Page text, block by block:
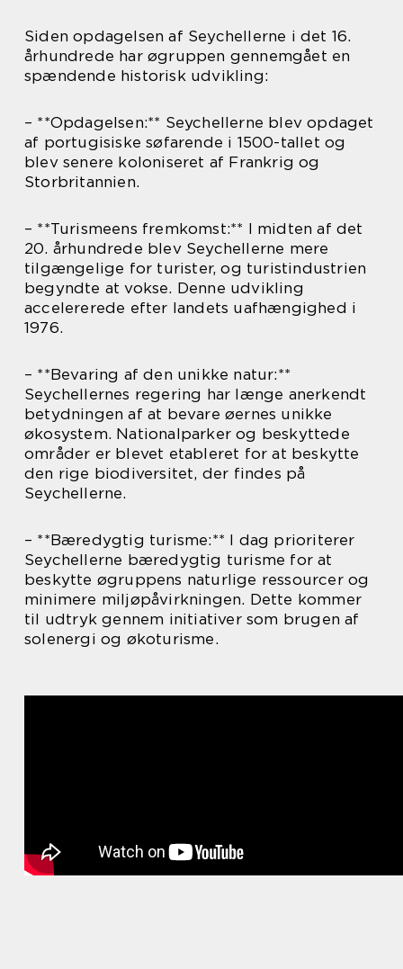
Siden opdagelsen af Seychellerne i det 16.
århundrede har øgruppen gennemgået en
spændende historisk udvikling:
– **Opdagelsen:** Seychellerne blev opdaget
af portugisiske søfarende i 1500-tallet og
blev senere koloniseret af Frankrig og
Storbritannien.
– **Turismeens fremkomst:** I midten af det
20. århundrede blev Seychellerne mere
tilgængelige for turister, og turistindustrien
begyndte at vokse. Denne udvikling
accelererede efter landets uafhængighed i
1976.
– **Bevaring af den unikke natur:**
Seychellernes regering har længe anerkendt
betydningen af at bevare øernes unikke
økosystem. Nationalparker og beskyttede
områder er blevet etableret for at beskytte
den rige biodiversitet, der findes på
Seychellerne.
– **Bæredygtig turisme:** I dag prioriterer
Seychellerne bæredygtig turisme for at
beskytte øgruppens naturlige ressourcer og
minimere miljøpåvirkningen. Dette kommer
til udtryk gennem initiativer som brugen af
solenergi og økoturisme.